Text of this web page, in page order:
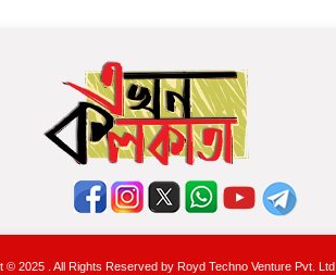
প্রশাসন
2025 . All Rights Reserved by Royd Techno Venture Pvt. Ltd.